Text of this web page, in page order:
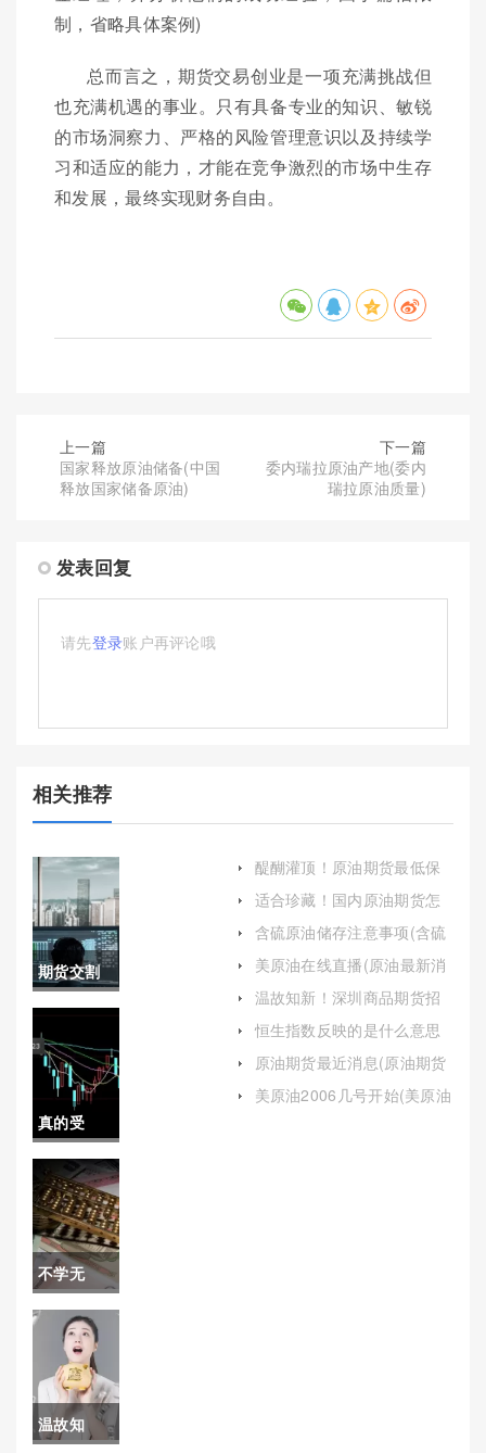
制，省略具体案例)
总而言之，期货交易创业是一项充满挑战但
也充满机遇的事业。只有具备专业的知识、敏锐
的市场洞察力、严格的风险管理意识以及持续学
习和适应的能力，才能在竞争激烈的市场中生存
和发展，最终实现财务自由。
上一篇
国家释放原油储备(中国
释放国家储备原油)
下一篇
委内瑞拉原油产地(委内
瑞拉原油质量)
发表回复
请先登录账户再评论哦
相关推荐
期货交割
纯碱要求
(期货交割
纯碱要求
多少)
真的受
用！壹财
经期货喊
单(为投资
者提供全
面的指导
和支持)
不学无
识！国内
期货交易
保证金
（充分了
温故知
醍醐灌顶！原油期货最低保
多少)
适合珍藏！国内原油期货怎
启原油期货交易之旅）
含硫原油储存注意事项(含硫
美原油在线直播(原油最新消
温故知新！深圳商品期货招
恒生指数反映的是什么意思
原油期货最近消息(原油期货
美原油2006几号开始(美原油